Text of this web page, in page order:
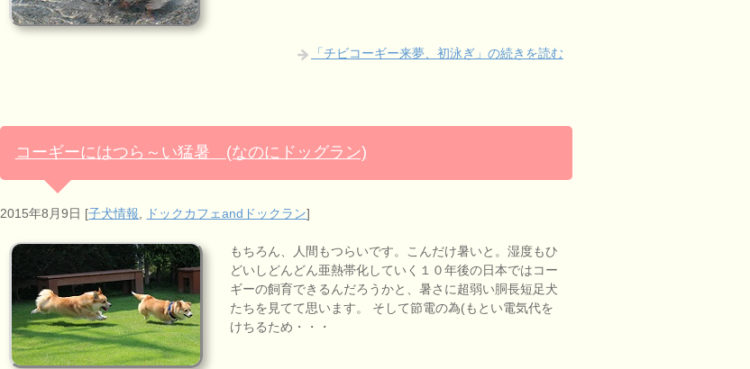
「チビコーギー来夢、初泳ぎ」の続きを読む
コーギーにはつら～い猛暑 (なのにドッグラン)
2015年8月9日 [子犬情報 ドックカフェandドックラン]
もちろん、人間もつらいです。こんだけ暑いと。湿度もひ
どいしどんどん亜熱帯化していく１０年後の日本ではコー
ギーの飼育できるんだろうかと、暑さに超弱い胴長短足犬
たちを見てて思います。 そして節電の為(もとい電気代を
けちるため・・・